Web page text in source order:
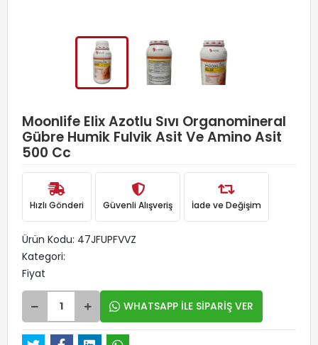
Moonlife Elix Azotlu Sıvı Organomineral
Gübre Humik Fulvik Asit Ve Amino Asit
500 Cc
Hızlı Gönderi Güvenli Alışveriş İade ve Değişim
Ürün Kodu: 47JFUPFVVZ
Kategori:
Fiyat
WHATSAPP İLE SİPARİŞ VER